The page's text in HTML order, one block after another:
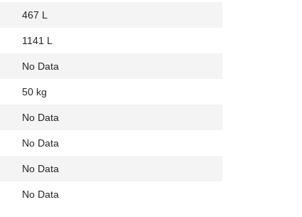
467 L
1141 L
No Data
50 kg
No Data
No Data
No Data
No Data